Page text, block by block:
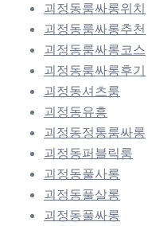
괴정동룸싸롱위치
괴정동룸싸롱추천
괴정동룸싸롱코스
괴정동룸싸롱후기
괴정동셔츠룸
괴정동유흥
괴정동정통룸싸롱
괴정동퍼블릭룸
괴정동풀사롱
괴정동풀살롱
괴정동풀싸롱